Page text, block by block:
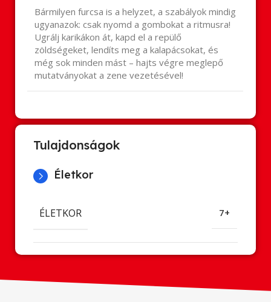
Bármilyen furcsa is a helyzet, a szabályok mindig
ugyanazok: csak nyomd a gombokat a ritmusra!
Ugrálj karikákon át, kapd el a repülő
zöldségeket, lendíts meg a kalapácsokat, és
még sok minden mást – hajts végre meglepő
mutatványokat a zene vezetésével!
Tulajdonságok
Életkor
ÉLETKOR 7+